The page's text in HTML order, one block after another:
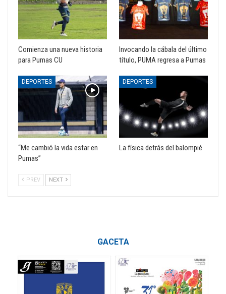
Comienza una nueva historia
para Pumas CU
Invocando la cábala del último
título, PUMA regresa a Pumas
DEPORTES
“Me cambió la vida estar en
Pumas”
DEPORTES
La física detrás del balompié
PREV NEXT
GACETA